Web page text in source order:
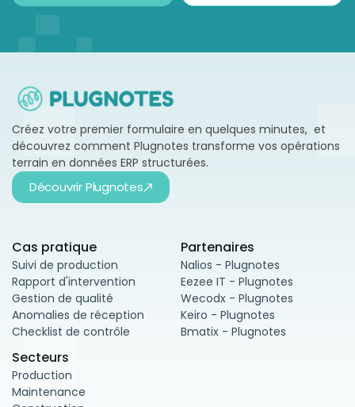
Créez votre premier formulaire en quelques minutes, et
découvrez comment Plugnotes transforme vos opérations
terrain en données ERP structurées.
Découvrir Plugnotes
Cas pratique
Suivi de production
Rapport d'intervention
Gestion de qualité
Anomalies de réception
Checklist de contrôle
Secteurs
Production
Maintenance
Partenaires
Nalios - Plugnotes
Eezee IT - Plugnotes
Wecodx - Plugnotes
Keiro - Plugnotes
Bmatix - Plugnotes